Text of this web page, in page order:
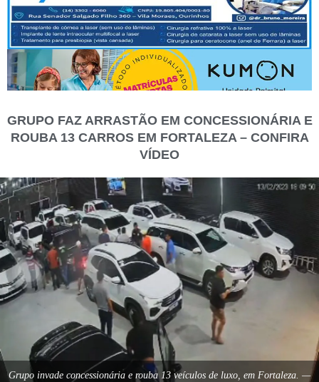
GRUPO FAZ ARRASTÃO EM CONCESSIONÁRIA E
ROUBA 13 CARROS EM FORTALEZA – CONFIRA
VÍDEO
Grupo invade concessionária e rouba 13 veículos de luxo, em Fortaleza. —